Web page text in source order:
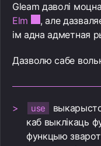
Gleam даволі
Elm
, але
ім адна адметная
Дазволю сабе
use
каб выклікаць
функцыю